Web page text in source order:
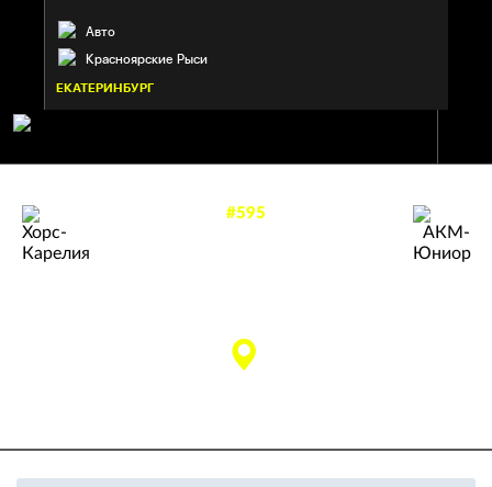
Авто
Красноярские Рыси
ЕКАТЕРИНБУРГ
#595